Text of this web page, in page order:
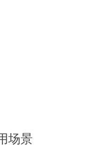
场景